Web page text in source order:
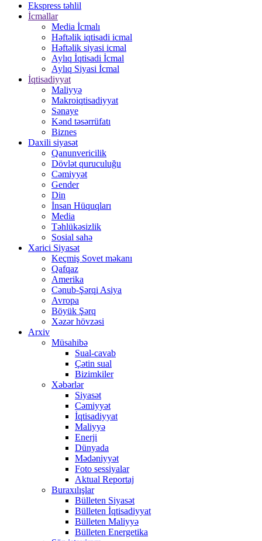
Ekspress təhlil
İcmallar
Media İcmalı
Həftəlik iqtisadi icmal
Həftəlik siyasi icmal
Aylıq İqtisadi İcmal
Aylıq Siyasi İcmal
İqtisadiyyat
Maliyyə
Makroiqtisadiyyat
Sənaye
Kənd təsərrüfatı
Biznes
Daxili siyasət
Qanunvericilik
Dövlət quruculuğu
Cəmiyyət
Gender
Din
İnsan Hüquqları
Media
Təhlükəsizlik
Sosial sahə
Xarici Siyasət
Keçmiş Sovet məkanı
Qafqaz
Amerika
Cənub-Şərqi Asiya
Avropa
Böyük Şərq
Xəzər hövzəsi
Arxiv
Müsahibə
Sual-cavab
Çətin sual
Bizimkiler
Xəbərlər
Siyasət
Cəmiyyət
İqtisadiyyat
Maliyyə
Enerji
Dünyada
Mədəniyyət
Foto sessiyalar
Aktual Reportaj
Buraxılışlar
Bülleten Siyasət
Bülleten İqtisadiyyat
Bülleten Maliyyə
Bülleten Energetika